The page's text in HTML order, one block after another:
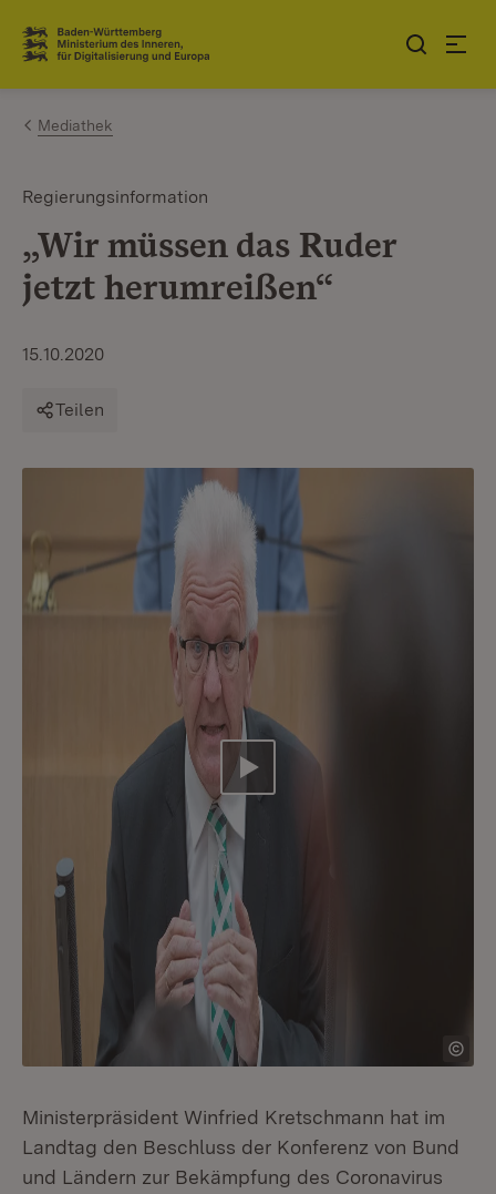
Zum Inhalt springen
Link zur Startseite
Mediathek
Regierungsinformation
„Wir müssen das Ruder
jetzt herumreißen“
15.10.2020
Teilen
Video abspielen
Ministerpräsident Winfried Kretschmann hat im
Landtag den Beschluss der Konferenz von Bund
und Ländern zur Bekämpfung des Coronavirus